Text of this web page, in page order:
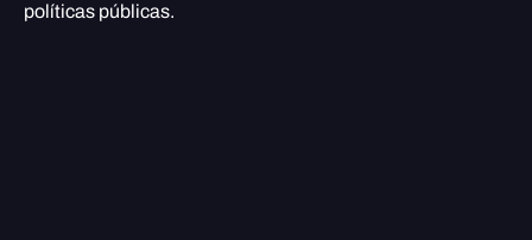
políticas públicas.